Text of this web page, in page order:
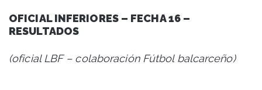
OFICIAL INFERIORES – FECHA 16 –
RESULTADOS
(oficial LBF – colaboración Fútbol balcarceño)